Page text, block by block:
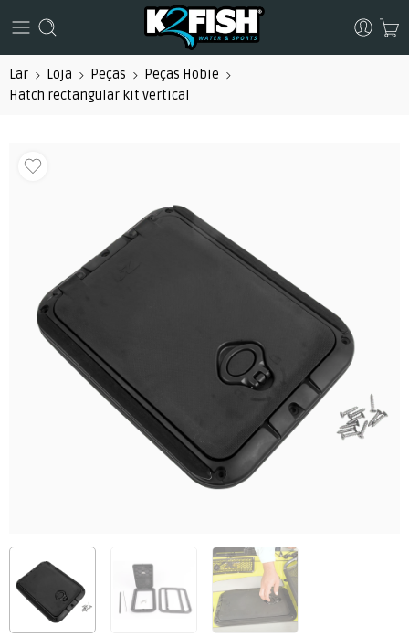
Lar Loja Peças
Peças Hobie
Hatch rectangular kit vertical